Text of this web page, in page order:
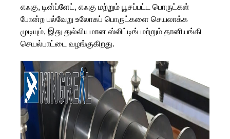
எஃகு, டின்ப்ளேட், எஃகு மற்றும் பூசப்பட்ட பொருட்கள்
போன்ற பல்வேறு உலோகப் பொருட்களை செயலாக்க
முடியும், இது துல்லியமான ஸ்லிட்டிங் மற்றும் தானியங்கி
செயல்பாட்டை வழங்குகிறது.